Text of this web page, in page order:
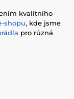
kvalitního
shopu, kde jsme
pro různá